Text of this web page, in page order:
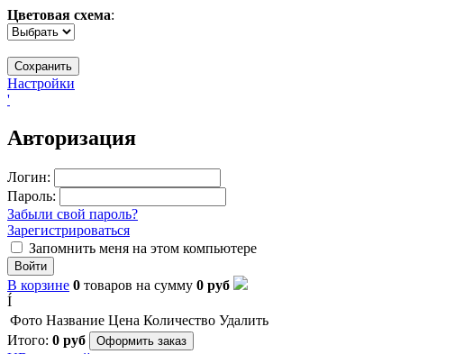
Цветовая схема:
Настройки
'
Авторизация
Логин:
Пароль:
Забыли свой пароль?
Зарегистрироваться
Запомнить меня на этом компьютере
Войти
В корзине 0 товаров на сумму 0 руб
Í
Фото Название Цена Количество Удалить
Итого: 0 руб Оформить заказ